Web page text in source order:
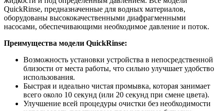
QuickRinse, предназначенные для водных материалов,
оборудованы высококачественными диафрагменными
насосами, обеспечивающими необходимое давление и поток.
Преимущества модели QuickRinse:
Возможность установки устройства в непосредственной
близости от места работы, что сильно улучшает удобство
использования.
Быстрая и идеально чистая промывка, которая занимает
всего около 10 секунд (или 20 секунд при смене цвета).
Улучшение всей процедуры очистки без необходимости